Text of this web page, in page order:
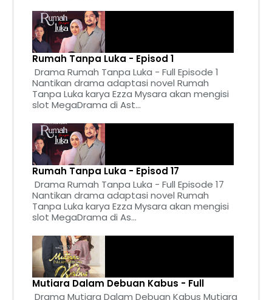
Rumah Tanpa Luka - Episod 1
Drama Rumah Tanpa Luka - Full Episode 1
Nantikan drama adaptasi novel Rumah
Tanpa Luka karya Ezza Mysara akan mengisi
slot MegaDrama di Ast...
Rumah Tanpa Luka - Episod 17
Drama Rumah Tanpa Luka - Full Episode 17
Nantikan drama adaptasi novel Rumah
Tanpa Luka karya Ezza Mysara akan mengisi
slot MegaDrama di As...
Mutiara Dalam Debuan Kabus - Full
Drama Mutiara Dalam Debuan Kabus Mutiara